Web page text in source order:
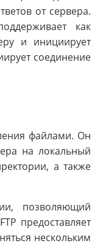
от сервера.
как
и инициирует
соединение
файлами. Он
на локальный
а также
позволяющий
предоставляет
нескольким